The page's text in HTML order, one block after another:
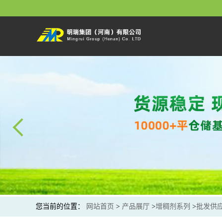
您当前的位置： 网站首页 > 产品展厅 >增稠剂系列 >批发供